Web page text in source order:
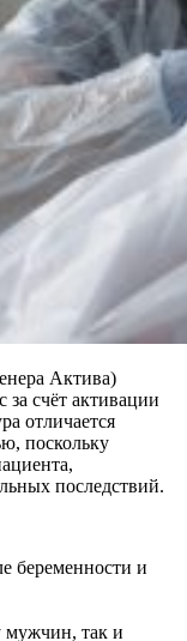
Актива)
за счёт активации
отличается
поскольку
последствий.
беременности и
мужчин, так и